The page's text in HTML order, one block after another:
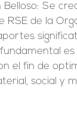
Belloso: Se
RSE de la
el fin de
social y